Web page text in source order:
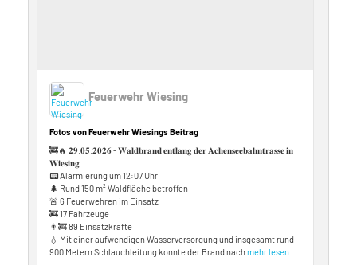
Feuerwehr Wiesing
Fotos von Feuerwehr Wiesings Beitrag
🚒🔥 𝟐𝟗.𝟎𝟓.𝟐𝟎𝟐𝟔 - 𝐖𝐚𝐥𝐝𝐛𝐫𝐚𝐧𝐝 𝐞𝐧𝐭𝐥𝐚𝐧𝐠 𝐝𝐞𝐫 𝐀𝐜𝐡𝐞𝐧𝐬𝐞𝐞𝐛𝐚𝐡𝐧𝐭𝐫𝐚𝐬𝐬𝐞 𝐢𝐧
𝐖𝐢𝐞𝐬𝐢𝐧𝐠
📟 Alarmierung um 12:07 Uhr
🌲 Rund 150 m² Waldfläche betroffen
🚨 6 Feuerwehren im Einsatz
🚒 17 Fahrzeuge
👨‍🚒 89 Einsatzkräfte
💧 Mit einer aufwendigen Wasserversorgung und insgesamt rund
900 Metern Schlauchleitung konnte der Brand nach mehr lesen